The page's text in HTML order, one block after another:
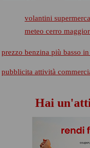
volantini
meteo cerro
prezzo benzina più basso in
pubblicita attività
Hai